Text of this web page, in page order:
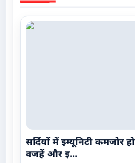
सर्दियों में इम्यूनिटी कमजोर
वजहें और इ...